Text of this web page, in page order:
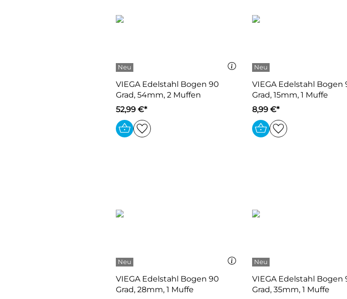
VIEGA Edelstahl Bogen 90
Grad, 54mm, 2 Muffen
52,99 €*
VIEGA Edelstahl Bogen
Grad, 15mm, 1 Muffe
8,99 €*
VIEGA Edelstahl Bogen 90
Grad, 28mm, 1 Muffe
VIEGA Edelstahl Bogen
Grad, 35mm, 1 Muffe